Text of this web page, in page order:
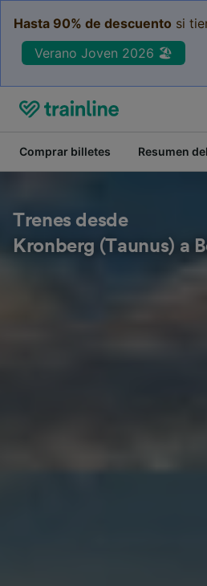
Hasta 90% de descuento si
Verano Joven 2026 🏖️
Comprar billetes Resumen
Trenes desde
Kronberg (Taunus) a